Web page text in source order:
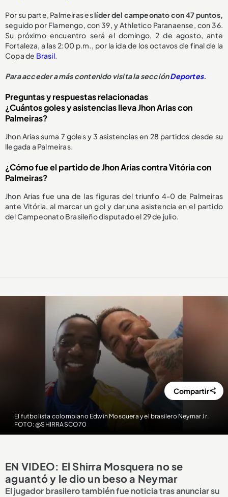
Por su parte, Palmeiras eslíder del campeonato con 47 puntos,
seguido por Flamengo, con 39, y Athletico Paranaense, con 36.
Su próximo encuentro será el domingo, 2 de agosto, ante
Fortaleza, a las 2:00 p.m., por la ida de los octavos de final de la
Copa de Brasil.
Para acceder a más contenido visita la secciónDeportes.
Preguntas y respuestas relacionadas
¿Cuántos goles y asistencias lleva Jhon Arias con
Palmeiras?
Jhon Arias suma 7 goles y 3 asistencias en 28 partidos desde su
llegada a Palmeiras.
¿Cómo fue el partido de Jhon Arias contra Vitória con
Palmeiras?
Jhon Arias fue una de las figuras del triunfo 4-0 de Palmeiras
ante Vitória, al marcar un gol y dar una asistencia en el partido
del Campeonato Brasileño disputado el 29 de julio.
El futbolista colombiano Edwin Mosquera y el brasilero Neymar Jr.
FOTO: @SHIRRASCO70
Compartir
EN VIDEO: El Shirra Mosquera no se
aguantó y le dio un beso a Neymar
El jugador brasilero también fue noticia tras anunciar su